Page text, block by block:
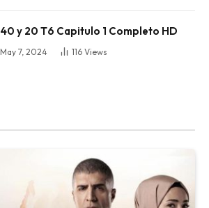
40 y 20 T6 Capitulo 1 Completo HD
May 7, 2024 116 Views